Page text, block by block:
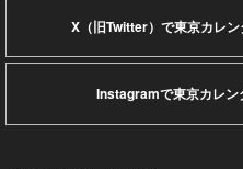
X（旧Twitter）で東京カレ
Instagramで東京カレン